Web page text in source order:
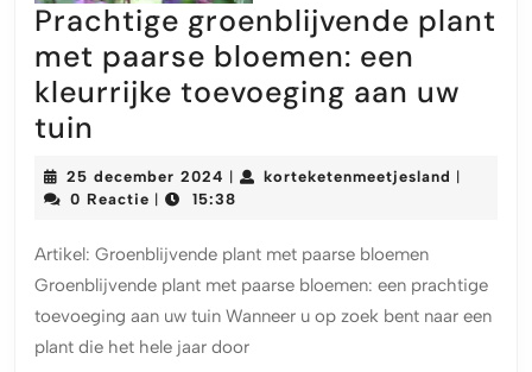
Prachtige groenblijvende plant
met paarse bloemen: een
kleurrijke toevoeging aan uw
tuin
groenblijvende
plant
paarse
bloemen:
een
25 december 2024 25
december
korteketenmeetjesland
0 Reactie 15:38
Artikel: Groenblijvende plant met paarse bloemen
Groenblijvende plant met paarse bloemen: een prachtige
toevoeging aan uw tuin Wanneer u op zoek bent naar een
plant die het hele jaar door